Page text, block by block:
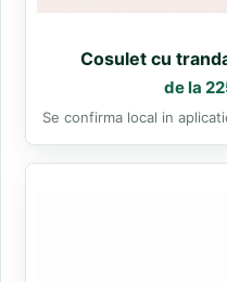
Cosulet cu
de la
Se confirma local in